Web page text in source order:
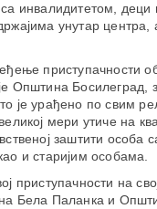
инвалидитетом, деци
унутар центра,
приступачности
Општина Босилеград,
је урађено по свим
мери утиче на
заштити особа
и старијим особама.
приступачности на
Бела Паланка и